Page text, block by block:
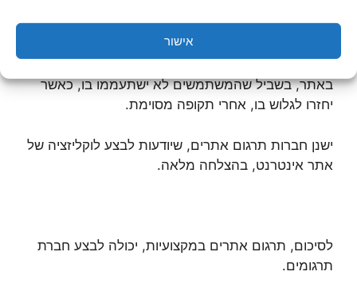
אישור
האתר.
באתר, בשביל שהמשתמשים לא ישתעממו בו, כאשר
יחזרו לגלוש בו, אחרי תקופה מסוימת.
ישנן חברות תרגום אתרים, שיודעות לבצע לוקליזציה של
אתר אינטרנט, בהצלחה מלאה.
לסיכום, תרגום אתרים במקצועיות, יכולה לבצע חברת
תרגומים.